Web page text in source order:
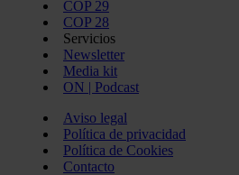
COP 29
COP 28
Servicios
Newsletter
Media kit
ON | Podcast
Aviso legal
Política de privacidad
Política de Cookies
Contacto